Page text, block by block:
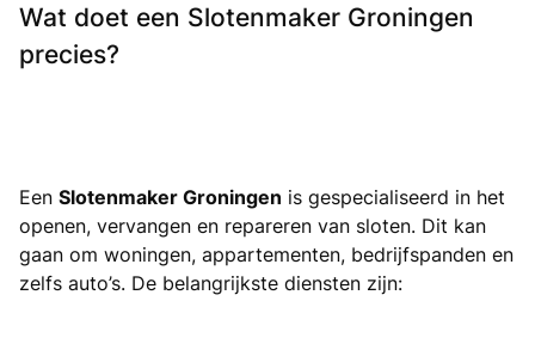
Wat doet een Slotenmaker Groningen
precies?
Een Slotenmaker Groningen is gespecialiseerd in het
openen, vervangen en repareren van sloten. Dit kan
gaan om woningen, appartementen, bedrijfspanden en
zelfs auto’s. De belangrijkste diensten zijn: